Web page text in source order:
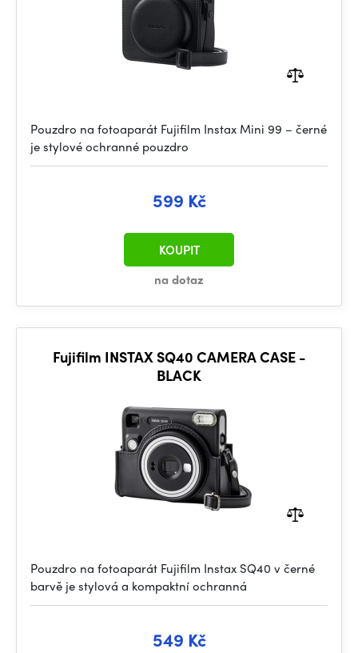
Pouzdro na fotoaparát Fujifilm Instax Mini 99 – černé
je stylové ochranné pouzdro
599 Kč
na dotaz
KOUPIT
Fujifilm INSTAX SQ40 CAMERA CASE -
BLACK
Pouzdro na fotoaparát Fujifilm Instax SQ40 v černé
barvě je stylová a kompaktní ochranná
549 Kč